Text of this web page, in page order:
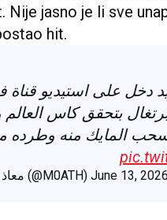
Nije jasno je li sve
hit.
دخل على استيديو
بتحقق كاس العالم
بسحب المايك منه وطرده
— MOATH | معاذ (@M0ATH) June 13, 2026